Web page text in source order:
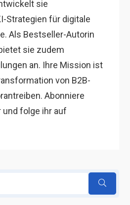
sie
Strategien für digitale
Als Bestseller-Autorin
sie zudem
an. Ihre Mission ist
von B2B-
Abonniere
folge ihr auf